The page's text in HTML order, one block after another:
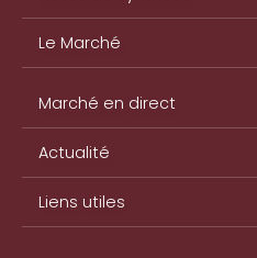
Le Marché
Marché en direct
Actualité
Liens utiles